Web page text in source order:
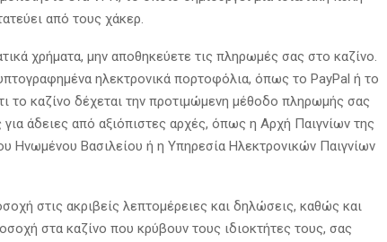
από τους χάκερ.
χρήματα, μην αποθηκεύετε τις πληρωμές σας στο καζίνο.
ηλεκτρονικά πορτοφόλια, όπως το PayPal ή το
το καζίνο δέχεται την προτιμώμενη μέθοδο πληρωμής σας
άδειες από αξιόπιστες αρχές, όπως η Αρχή Παιγνίων της
Ηνωμένου Βασιλείου ή η Υπηρεσία Ηλεκτρονικών Παιγνίων
στις ακριβείς λεπτομέρειες και δηλώσεις, καθώς και
στα καζίνο που κρύβουν τους ιδιοκτήτες τους, σας